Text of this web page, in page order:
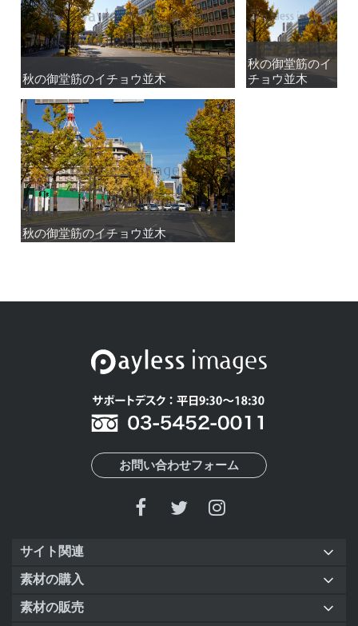
秋の御堂筋のイチョウ並木
秋の御堂筋のイチョウ並木
秋の御堂筋のイ
チョウ並木
秋の御堂筋のイ
チョウ並木
秋の御堂筋のイチョウ並木
秋の御堂筋のイチョウ並木
お問い合わせフォーム
サイト関連
素材の購入
素材の販売